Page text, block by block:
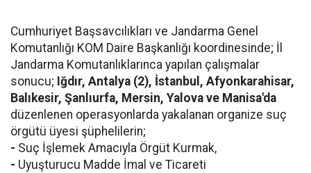
Cumhuriyet Başsavcılıkları ve Jandarma Genel
Komutanlığı KOM Daire Başkanlığı koordinesinde; İl
Jandarma Komutanlıklarınca yapılan çalışmalar
sonucu; Iğdır, Antalya (2), İstanbul, Afyonkarahisar,
Balıkesir, Şanlıurfa, Mersin, Yalova ve Manisa'da
düzenlenen operasyonlarda yakalanan organize suç
örgütü üyesi şüphelilerin;
- Suç İşlemek Amacıyla Örgüt Kurmak,
- Uyuşturucu Madde İmal ve Ticareti